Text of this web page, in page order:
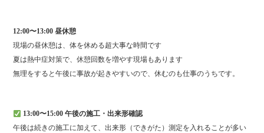
12:00〜13:00 昼休憩
現場の昼休憩は、体を休める超大事な時間です
夏は熱中症対策で、休憩回数を増やす現場もあります
無理をすると午後に事故が起きやすいので、休むのも仕事のうちです。
13:00〜15:00 午後の施工・出来形確認
午後は続きの施工に加えて、出来形（できがた）測定を入れることが多い